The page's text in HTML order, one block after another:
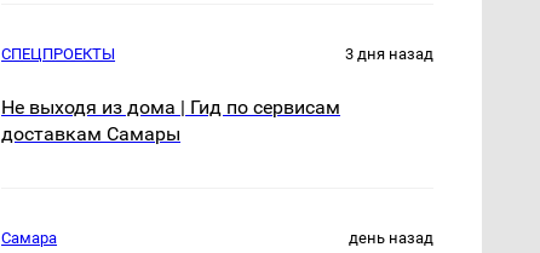
СПЕЦПРОЕКТЫ 3 дня назад
Не выходя из дома | Гид по сервисам
доставкам Самары
Самара день назад